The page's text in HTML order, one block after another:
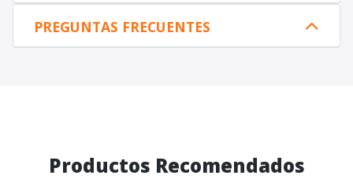
PREGUNTAS FRECUENTES
Productos Recomendados